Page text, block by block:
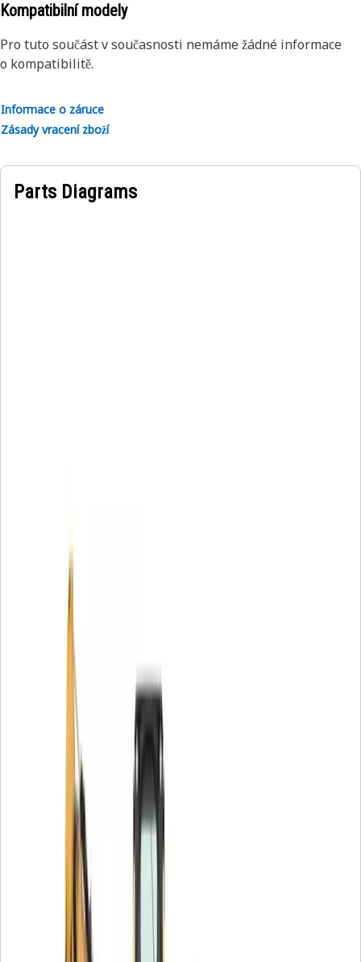
Kompatibilní modely
Pro tuto součást v současnosti nemáme žádné informace
o kompatibilitě.
Informace o záruce
Zásady vracení zboží
Parts Diagrams